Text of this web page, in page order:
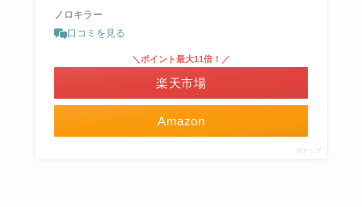
ノロキラー
口コミを見る
Amazon
＼ポイント最大11倍！／
楽天市場
ポチップ